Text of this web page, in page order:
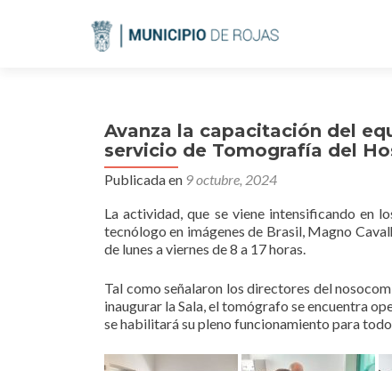
Avanza la capacitación del
servicio de Tomografía del
Publicada en 9 octubre, 2024
La actividad, que se viene intensificando en
tecnólogo en imágenes de Brasil, Magno
de lunes a viernes de 8 a 17 horas.
Tal como señalaron los directores del
inaugurar la Sala, el tomógrafo se encuentra
se habilitará su pleno funcionamiento para